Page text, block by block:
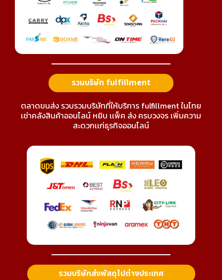
รวมบริษัท fulfillment
ตลาดขนส่ง รวบรวมบริษัทที่ให้บริการ fulfillment ในไทย
เช่าคลังสินค้าออนไลน์ หยิบ เเพ็ค ส่ง ครบวงจร เพิ่มความ
สะดวกเเก่ธุรกิจออนไลน์
รวมบริษัทส่งพัสดุไปต่างประเทศ